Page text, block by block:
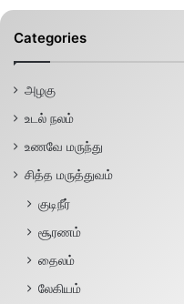
Categories
அழகு
உடல் நலம்
உணவே மருந்து
சித்த மருத்துவம்
குடிநீர்
சூரணம்
தைலம்
லேகியம்